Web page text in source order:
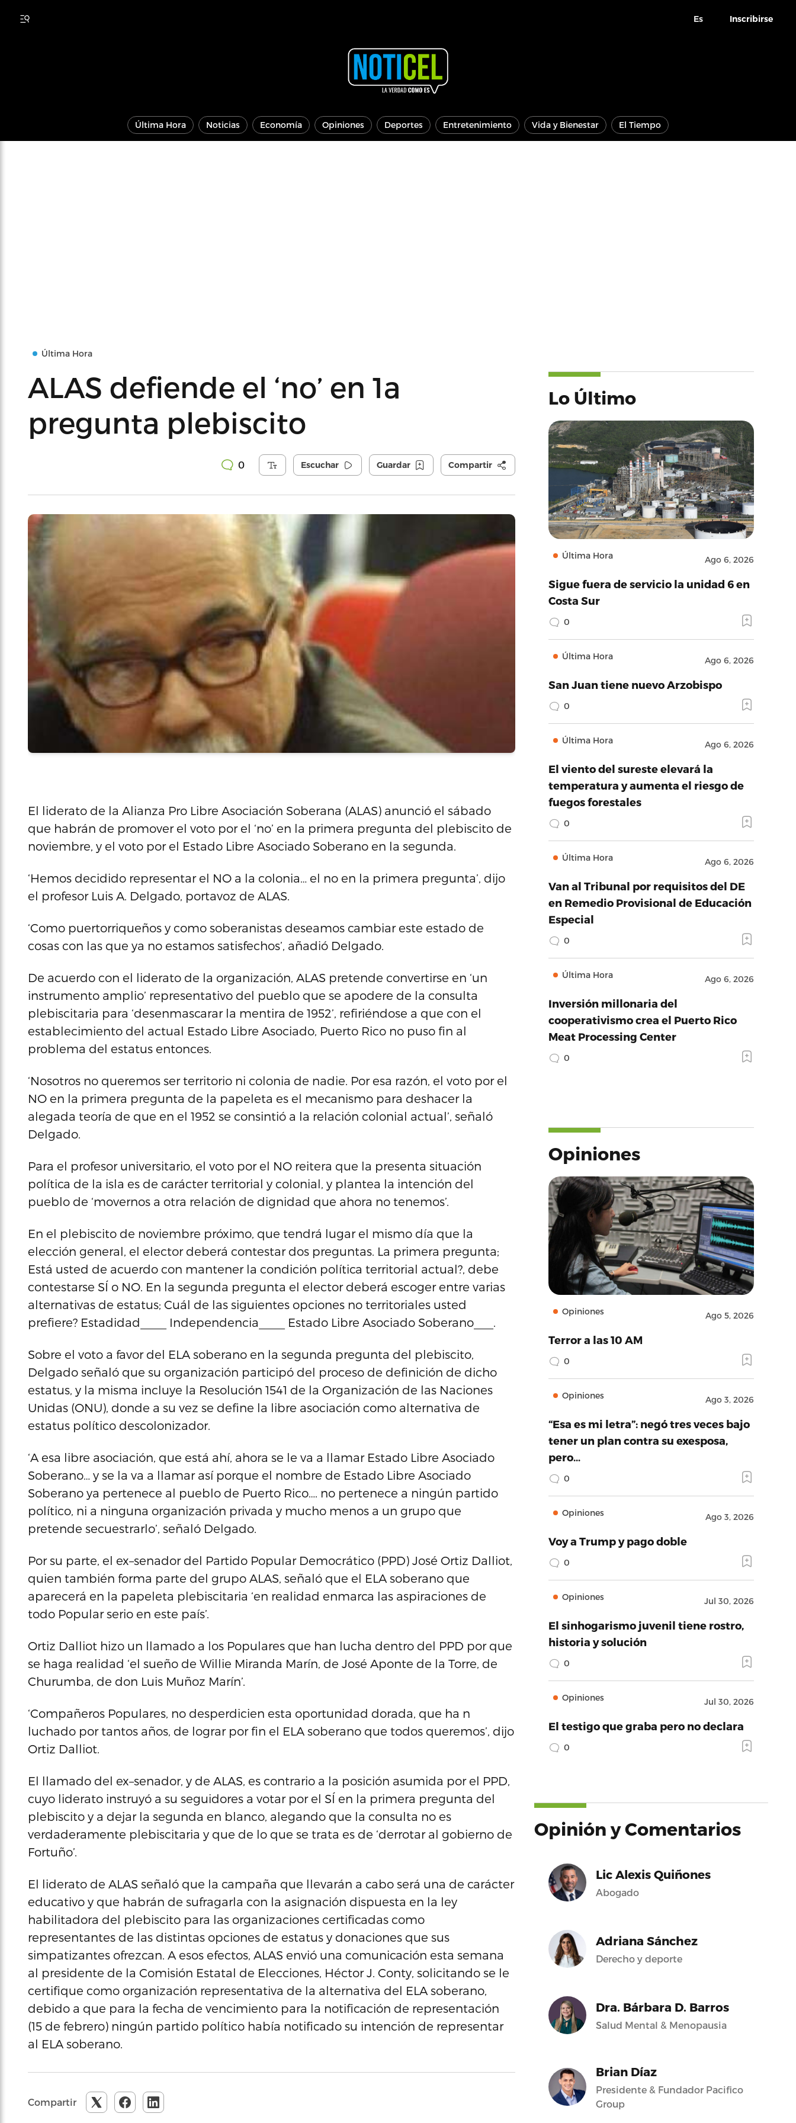
Es Inscribirse
Última Hora Noticias Economía Opiniones Deportes Entretenimiento Vida y Bienestar El Tiempo
Última Hora
ALAS defiende el ‘no’ en 1a
pregunta plebiscito
0 Escuchar Guardar Compartir
El liderato de la Alianza Pro Libre Asociación Soberana (ALAS) anunció el sábado
que habrán de promover el voto por el ‘no’ en la primera pregunta del plebiscito de
noviembre, y el voto por el Estado Libre Asociado Soberano en la segunda.
‘Hemos decidido representar el NO a la colonia… el no en la primera pregunta’, dijo
el profesor Luis A. Delgado, portavoz de ALAS.
‘Como puertorriqueños y como soberanistas deseamos cambiar este estado de
cosas con las que ya no estamos satisfechos’, añadió Delgado.
De acuerdo con el liderato de la organización, ALAS pretende convertirse en ‘un
instrumento amplio’ representativo del pueblo que se apodere de la consulta
plebiscitaria para ‘desenmascarar la mentira de 1952’, refiriéndose a que con el
establecimiento del actual Estado Libre Asociado, Puerto Rico no puso fin al
problema del estatus entonces.
‘Nosotros no queremos ser territorio ni colonia de nadie. Por esa razón, el voto por el
NO en la primera pregunta de la papeleta es el mecanismo para deshacer la
alegada teoría de que en el 1952 se consintió a la relación colonial actual’, señaló
Delgado.
Para el profesor universitario, el voto por el NO reitera que la presenta situación
política de la isla es de carácter territorial y colonial, y plantea la intención del
pueblo de ‘movernos a otra relación de dignidad que ahora no tenemos’.
En el plebiscito de noviembre próximo, que tendrá lugar el mismo día que la
elección general, el elector deberá contestar dos preguntas. La primera pregunta;
Está usted de acuerdo con mantener la condición política territorial actual?, debe
contestarse SÍ o NO. En la segunda pregunta el elector deberá escoger entre varias
alternativas de estatus; Cuál de las siguientes opciones no territoriales usted
prefiere? Estadidad____ Independencia____ Estado Libre Asociado Soberano___.
Sobre el voto a favor del ELA soberano en la segunda pregunta del plebiscito,
Delgado señaló que su organización participó del proceso de definición de dicho
estatus, y la misma incluye la Resolución 1541 de la Organización de las Naciones
Unidas (ONU), donde a su vez se define la libre asociación como alternativa de
estatus político descolonizador.
‘A esa libre asociación, que está ahí, ahora se le va a llamar Estado Libre Asociado
Soberano… y se la va a llamar así porque el nombre de Estado Libre Asociado
Soberano ya pertenece al pueblo de Puerto Rico…. no pertenece a ningún partido
político, ni a ninguna organización privada y mucho menos a un grupo que
pretende secuestrarlo’, señaló Delgado.
Por su parte, el ex–senador del Partido Popular Democrático (PPD) José Ortiz Dalliot,
quien también forma parte del grupo ALAS, señaló que el ELA soberano que
aparecerá en la papeleta plebiscitaria ‘en realidad enmarca las aspiraciones de
todo Popular serio en este país’.
Ortiz Dalliot hizo un llamado a los Populares que han lucha dentro del PPD por que
se haga realidad ‘el sueño de Willie Miranda Marín, de José Aponte de la Torre, de
Churumba, de don Luis Muñoz Marín’.
‘Compañeros Populares, no desperdicien esta oportunidad dorada, que ha n
luchado por tantos años, de lograr por fin el ELA soberano que todos queremos’, dijo
Ortiz Dalliot.
El llamado del ex–senador, y de ALAS, es contrario a la posición asumida por el PPD,
cuyo liderato instruyó a su seguidores a votar por el SÍ en la primera pregunta del
plebiscito y a dejar la segunda en blanco, alegando que la consulta no es
verdaderamente plebiscitaria y que de lo que se trata es de ‘derrotar al gobierno de
Fortuño’.
El liderato de ALAS señaló que la campaña que llevarán a cabo será una de carácter
educativo y que habrán de sufragarla con la asignación dispuesta en la ley
habilitadora del plebiscito para las organizaciones certificadas como
representantes de las distintas opciones de estatus y donaciones que sus
simpatizantes ofrezcan. A esos efectos, ALAS envió una comunicación esta semana
al presidente de la Comisión Estatal de Elecciones, Héctor J. Conty, solicitando se le
certifique como organización representativa de la alternativa del ELA soberano,
debido a que para la fecha de vencimiento para la notificación de representación
(15 de febrero) ningún partido político había notificado su intención de representar
al ELA soberano.
Compartir
Lo Último
Última Hora Ago 6, 2026
Sigue fuera de servicio la unidad 6 en
Costa Sur
0
Última Hora Ago 6, 2026
San Juan tiene nuevo Arzobispo
0
Última Hora Ago 6, 2026
El viento del sureste elevará la
temperatura y aumenta el riesgo de
fuegos forestales
0
Última Hora Ago 6, 2026
Van al Tribunal por requisitos del DE
en Remedio Provisional de Educación
Especial
0
Última Hora Ago 6, 2026
Inversión millonaria del
cooperativismo crea el Puerto Rico
Meat Processing Center
0
Opiniones
Opiniones Ago 5, 2026
Terror a las 10 AM
0
Opiniones Ago 3, 2026
“Esa es mi letra”: negó tres veces bajo
tener un plan contra su exesposa,
pero…
0
Opiniones Ago 3, 2026
Voy a Trump y pago doble
0
Opiniones Jul 30, 2026
El sinhogarismo juvenil tiene rostro,
historia y solución
0
Opiniones Jul 30, 2026
El testigo que graba pero no declara
0
Opinión y Comentarios
Lic Alexis Quiñones
Abogado
Adriana Sánchez
Derecho y deporte
Dra. Bárbara D. Barros
Salud Mental & Menopausia
Brian Díaz
Presidente & Fundador Pacifico
Group